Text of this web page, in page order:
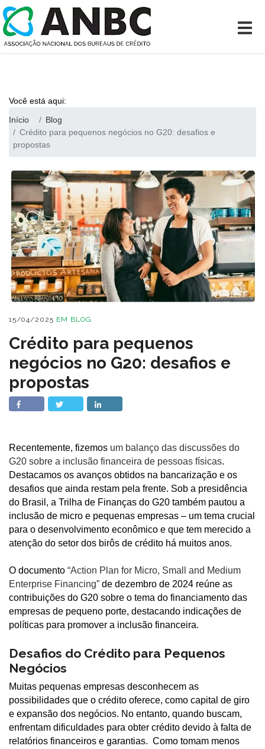
Você está aqui:
Início
Blog
Crédito para pequenos negócios no G20: desafios e
propostas
15/04/2025 EM BLOG
Crédito para pequenos
negócios no G20: desafios e
propostas
Recentemente, fizemos um balanço das discussões do
G20 sobre a inclusão financeira de pessoas físicas.
Destacamos os avanços obtidos na bancarização e os
desafios que ainda restam pela frente. Sob a presidência
do Brasil, a Trilha de Finanças do G20 também pautou a
inclusão de micro e pequenas empresas – um tema crucial
para o desenvolvimento econômico e que tem merecido a
atenção do setor dos birôs de crédito há muitos anos.
O documento “Action Plan for Micro, Small and Medium
Enterprise Financing” de dezembro de 2024 reúne as
contribuições do G20 sobre o tema do financiamento das
empresas de pequeno porte, destacando indicações de
políticas para promover a inclusão financeira.
Desafios do Crédito para Pequenos
Negócios
Muitas pequenas empresas desconhecem as
possibilidades que o crédito oferece, como capital de giro
e expansão dos negócios. No entanto, quando buscam,
enfrentam dificuldades para obter crédito devido à falta de
relatórios financeiros e garantias. Como tomam menos